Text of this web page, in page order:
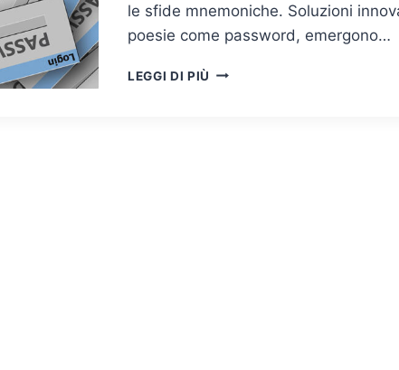
le sfide mnemoniche. Soluzioni
poesie come password, emergono…
LEGGI DI PIÙ SICUREZZA